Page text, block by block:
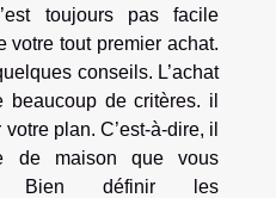
toujours pas facile
votre tout premier achat.
conseils. L’achat
beaucoup de critères. il
plan. C’est-à-dire, il
de maison que vous
Bien définir les